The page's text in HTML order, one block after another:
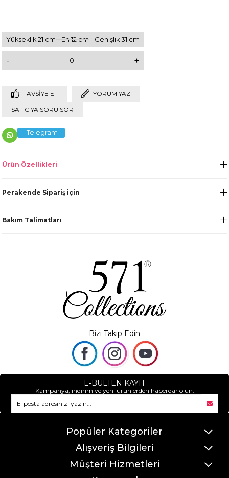
Yükseklik 21 cm - En 12 cm - Genişlik 31 cm
- 0 +
TAVSIYE ET YORUM YAZ
SATICIYA SORU SOR
Telegram
Ürün Özellikleri
Perakende Sipariş için
Bakım Talimatları
Bizi Takip Edin
E-BÜLTEN KAYIT
Kampanya, indirim ve yeni ürünlerden haberdar olun.
Popüler Kategoriler
Alışveriş Bilgileri
Müşteri Hizmetleri